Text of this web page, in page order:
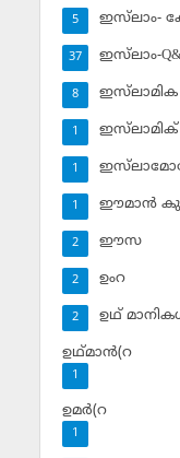
ഇസ്‌ലാം-
5
ഇസ്‌ലാം-
37
8
ഇസ്‌ലാമിക്
1
1
ഈമാന്‍
1
ഈസ
2
ഉംറ
2
ഉഥ്
2
ഉഥ്മാന്‍(റ
1
ഉമര്‍(റ
1